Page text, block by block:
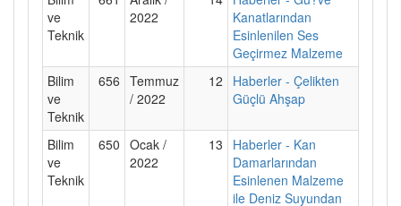
ve
Teknik
2022
Kanatlarından
Esinlenilen Ses
Geçirmez Malzeme
Bilim
ve
Teknik
656 Temmuz
/ 2022
12
Haberler - Çelikten
Güçlü Ahşap
Bilim
ve
Teknik
650 Ocak /
2022
13
Haberler - Kan
Damarlarından
Esinlenen Malzeme
ile Deniz Suyundan